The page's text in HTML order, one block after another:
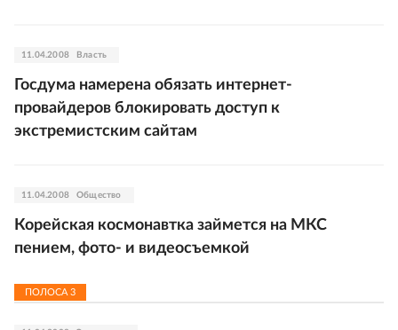
11.04.2008 Власть
Госдума намерена обязать интернет-
провайдеров блокировать доступ к
экстремистским сайтам
11.04.2008 Общество
Корейская космонавтка займется на МКС
пением, фото- и видеосъемкой
ПОЛОСА 3